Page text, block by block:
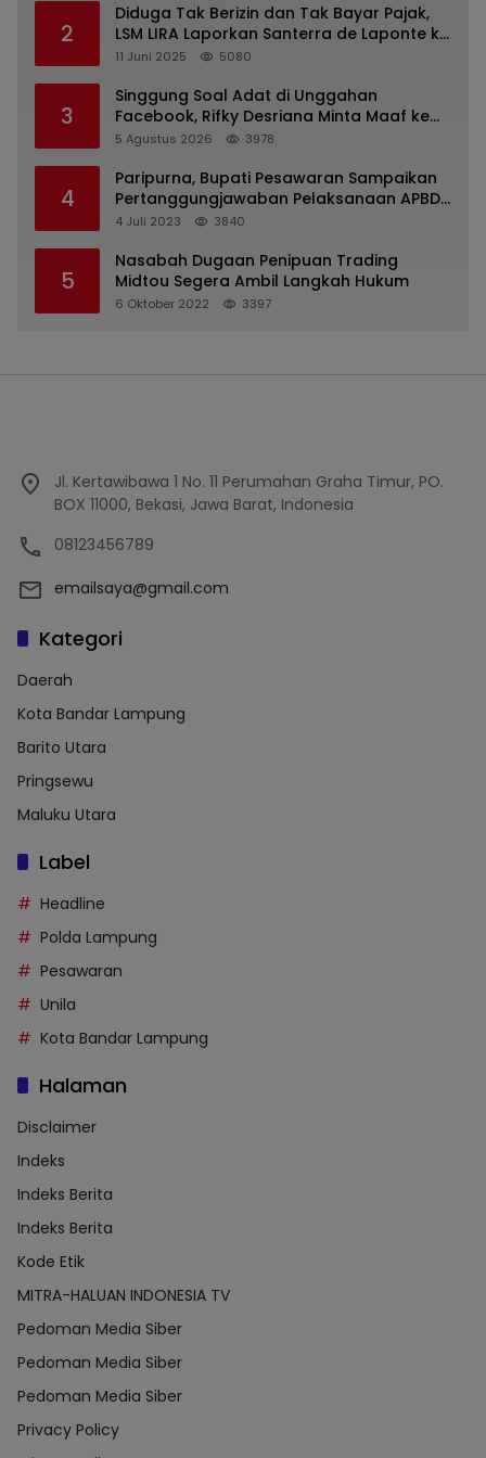
2
Diduga Tak Berizin dan Tak Bayar Pajak,
LSM LIRA Laporkan Santerra de Laponte ke
Kejaksaan Kota Batu
11 Juni 2025 5080
3
Singgung Soal Adat di Unggahan
Facebook, Rifky Desriana Minta Maaf ke
PDA dan Bupati Kubar
5 Agustus 2026 3978
4
Paripurna, Bupati Pesawaran Sampaikan
Pertanggungjawaban Pelaksanaan APBD
2022
4 Juli 2023 3840
5
Nasabah Dugaan Penipuan Trading
Midtou Segera Ambil Langkah Hukum
6 Oktober 2022 3397
Jl. Kertawibawa 1 No. 11 Perumahan Graha Timur, PO.
BOX 11000, Bekasi, Jawa Barat, Indonesia
08123456789
emailsaya@gmail.com
Kategori
Daerah
Kota Bandar Lampung
Barito Utara
Pringsewu
Maluku Utara
Label
Headline
Polda Lampung
Pesawaran
Unila
Kota Bandar Lampung
Halaman
Disclaimer
Indeks
Indeks Berita
Indeks Berita
Kode Etik
MITRA-HALUAN INDONESIA TV
Pedoman Media Siber
Pedoman Media Siber
Pedoman Media Siber
Privacy Policy